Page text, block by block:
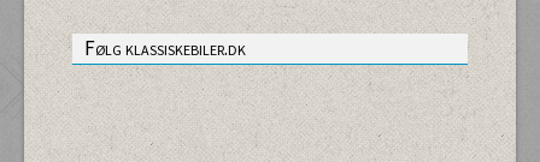
Følg klassiskebiler.dk